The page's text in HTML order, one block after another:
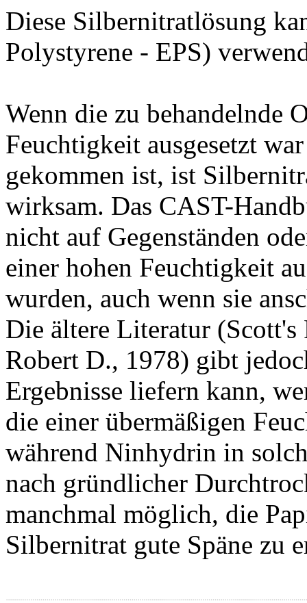
Diese Silbernitratlösung
Polystyrene - EPS)
Wenn die zu behandelnde
Feuchtigkeit ausgesetzt
gekommen ist, ist
wirksam. Das CAST-
nicht auf Gegenständen
einer hohen Feuchtigkeit
wurden, auch wenn sie
Die ältere Literatur
Robert D., 1978) gibt
Ergebnisse liefern kann,
die einer übermäßigen
während Ninhydrin in
nach gründlicher
manchmal möglich, die
Silbernitrat gute Späne zu